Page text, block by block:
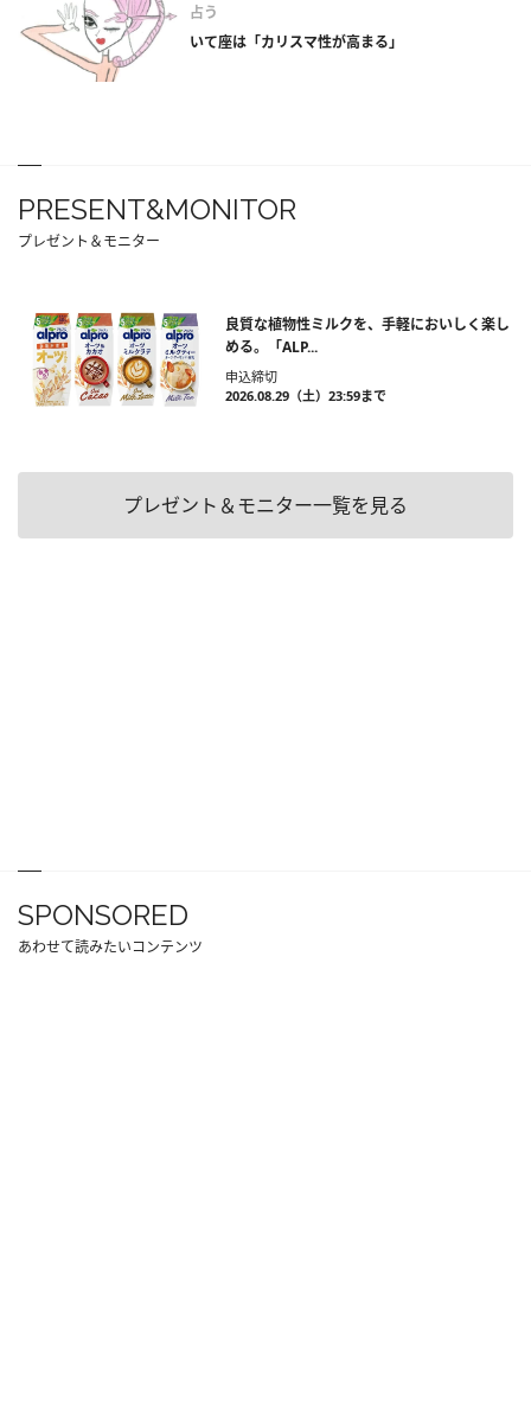
占う
いて座は「カリスマ性が高まる」
PRESENT&MONITOR
プレゼント＆モニター
良質な植物性ミルクを、手軽においしく楽し
める。「ALP...
申込締切
2026.08.29（土）23:59まで
プレゼント＆モニター一覧を見る
SPONSORED
あわせて読みたいコンテンツ